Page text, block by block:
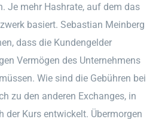
Je mehr Hashrate, auf dem das
basiert. Sebastian Meinberg
dass die Kundengelder
Vermögen des Unternehmens
Wie sind die Gebühren bei
zu den anderen Exchanges, in
der Kurs entwickelt. Übermorgen